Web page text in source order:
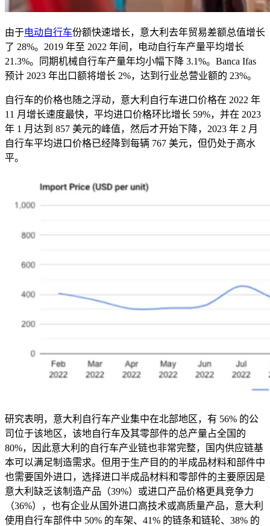
由于电动自行车份额快速增长，意大利去年贸易差额总值增长
了 28%。 2019 年至 2022 年间，电动自行车产量平均增长
21.3%。同期机械自行车产量年均小幅下降 3.1%。 Banca Ifas
预计 2023 年出口额将增长 2%，达到行业总营业额的 23%。
自行车的价格也随之浮动，意大利自行车进口价格在 2022 年
11 月增长速度最快，平均进口价格环比增长 59%，并在 2023
年 1 月达到 857 美元的峰值，然后才开始下降， 2023 年 2 月
自行车平均进口价格已经降到每辆 767 美元，但仍处于高水
平。
研究表明，意大利自行车产业集中在北部地区，有 56% 的公
司位于该地区，该地自行车及其零部件的总产量占全国的
80%，因此意大利的自行车产业链也非常完整，国内供应链基
本可以满足制造需求。但用于生产目的的半成品材料和部件中
也需要国外进口，选择进口半成品材料和零部件的主要原因是
意大利缺乏该制造产品（39%）或进口产品价格更具竞争力
（36%），也有企业从国外进口高技术或高质量产品，意大利
使用自行车部件中 50% 的车架、 41% 的链条和链轮、 38% 的